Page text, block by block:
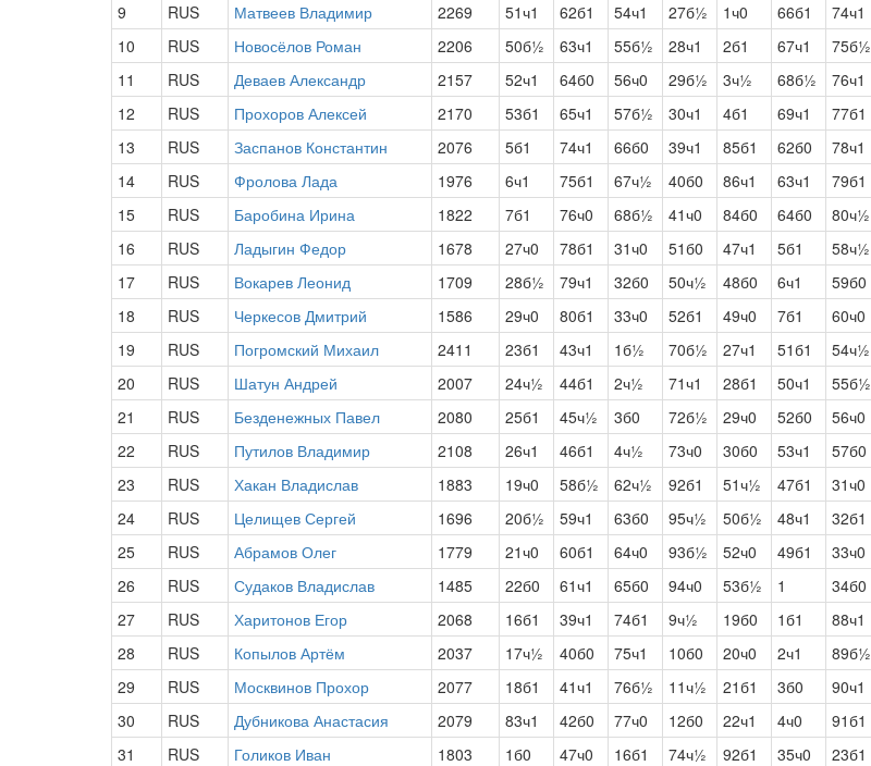
9
RUS Матвеев Владимир 2269 51ч1 62б1 54ч1 27б½ 1ч0 66б1 74ч1
10
RUS Новосёлов Роман 2206 50б½ 63ч1 55б½ 28ч1 2б1 67ч1 75б½
11
RUS Деваев Александр 2157 52ч1 64б0 56ч0 29б½ 3ч½ 68б½ 76ч1
12
RUS Прохоров Алексей 2170 53б1 65ч1 57б½ 30ч1 4б1 69ч1 77б1
13
RUS Заспанов Константин 2076 5б1 74ч1 66б0 39ч1 85б1 62б0 78ч1
14
RUS Фролова Лада 1976 6ч1 75б1 67ч½ 40б0 86ч1 63ч1 79б1
15
RUS Баробина Ирина 1822 7б1 76ч0 68б½ 41ч0 84б0 64б0 80ч½
16
RUS Ладыгин Федор 1678 27ч0 78б1 31ч0 51б0 47ч1 5б1 58ч½
17
RUS Вокарев Леонид 1709 28б½ 79ч1 32б0 50ч½ 48б0 6ч1 59б0
18
RUS Черкесов Дмитрий 1586 29ч0 80б1 33ч0 52б1 49ч0 7б1 60ч0
19
RUS Погромский Михаил 2411 23б1 43ч1 1б½ 70б½ 27ч1 51б1 54ч½
20
RUS Шатун Андрей 2007 24ч½ 44б1 2ч½ 71ч1 28б1 50ч1 55б½
21
RUS Безденежных Павел 2080 25б1 45ч½ 3б0 72б½ 29ч0 52б0 56ч0
22
RUS Путилов Владимир 2108 26ч1 46б1 4ч½ 73ч0 30б0 53ч1 57б0
23
RUS Хакан Владислав 1883 19ч0 58б½ 62ч½ 92б1 51ч½ 47б1 31ч0
24
RUS Целищев Сергей 1696 20б½ 59ч1 63б0 95ч½ 50б½ 48ч1 32б1
25
RUS Абрамов Олег 1779 21ч0 60б1 64ч0 93б½ 52ч0 49б1 33ч0
26
RUS Судаков Владислав 1485 22б0 61ч1 65б0 94ч0 53б½ 1 34б0
27
RUS Харитонов Егор 2068 16б1 39ч1 74б1 9ч½ 19б0 1б1 88ч1
28
RUS Копылов Артём 2037 17ч½ 40б0 75ч1 10б0 20ч0 2ч1 89б½
29
RUS Москвинов Прохор 2077 18б1 41ч1 76б½ 11ч½ 21б1 3б0 90ч1
30
RUS Дубникова Анастасия 2079 83ч1 42б0 77ч0 12б0 22ч1 4ч0 91б1
31
RUS Голиков Иван 1803 1б0 47ч0 16б1 74ч½ 92б1 35ч0 23б1